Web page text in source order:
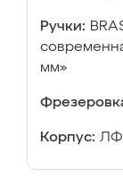
Ручки:
мм»
Корпус: ЛФ